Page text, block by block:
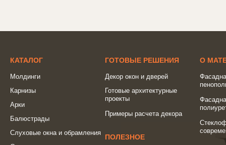
КАТАЛОГ
Молдинги
Карнизы
Арки
Балюстрады
Слуховые окна и обрамления
ГОТОВЫЕ РЕШЕНИЯ
Декор окон и дверей
Готовые архитектурные
проекты
Примеры расчета декора
ПОЛЕЗНОЕ
О